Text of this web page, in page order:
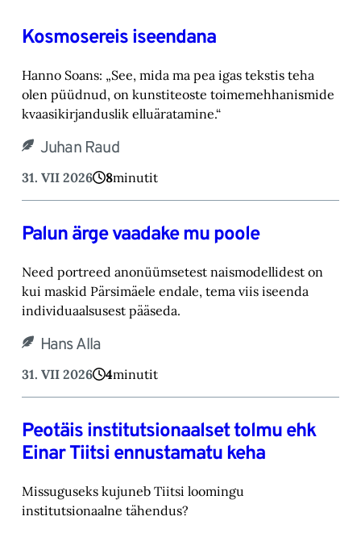
Kosmosereis iseendana
Hanno Soans: „See, mida ma pea igas tekstis teha
olen püüdnud, on kunstiteoste toimemehhanismide
kvaasikirjanduslik elluäratamine.“
Juhan Raud
31. VII 2026 8minutit
Palun ärge vaadake mu poole
Need portreed anonüümsetest naismodellidest on
kui maskid Pärsimäele endale, tema viis iseenda
individuaalsusest pääseda.
Hans Alla
31. VII 2026 4minutit
Peotäis institutsionaalset tolmu ehk
Einar Tiitsi ennustamatu keha
Missuguseks kujuneb Tiitsi loomingu
institutsionaalne tähendus?